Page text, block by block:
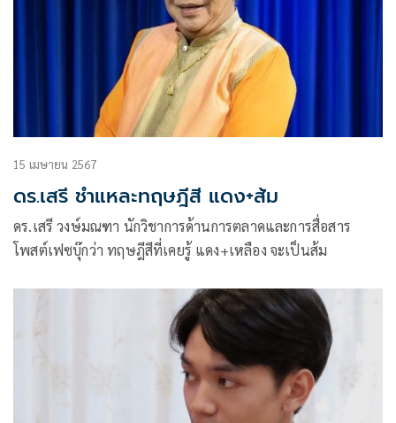
15 เมษายน 2567
ดร.เสรี ชำแหละทฤษฎีสี แดง+ส้ม
ดร.เสรี วงษ์มณฑา นักวิชาการด้านการตลาดและการสื่อสาร
โพสต์เฟซบุ๊กว่า ทฤษฎีสีที่เคยรู้ แดง+เหลือง จะเป็นส้ม